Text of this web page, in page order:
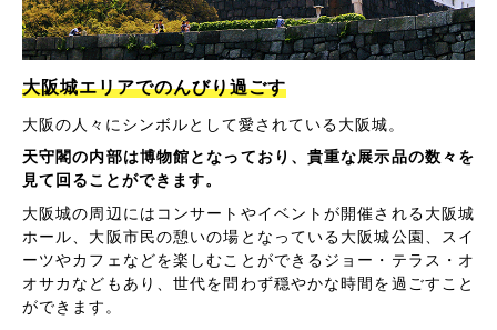
大阪城エリアでのんびり過ごす
大阪の人々にシンボルとして愛されている大阪城。
天守閣の内部は博物館となっており、貴重な展示品の数々を
見て回ることができます。
大阪城の周辺にはコンサートやイベントが開催される大阪城
ホール、大阪市民の憩いの場となっている大阪城公園、スイ
ーツやカフェなどを楽しむことができるジョー・テラス・オ
オサカなどもあり、世代を問わず穏やかな時間を過ごすこと
ができます。